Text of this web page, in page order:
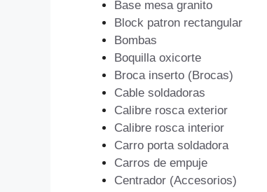
Base mesa granito
Block patron rectangular
Bombas
Boquilla oxicorte
Broca inserto (Brocas)
Cable soldadoras
Calibre rosca exterior
Calibre rosca interior
Carro porta soldadora
Carros de empuje
Centrador (Accesorios)